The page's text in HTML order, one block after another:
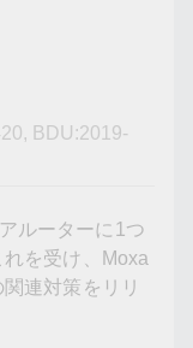
BDU:2019-
ルーターに1つ
を受け、Moxa
連対策をリリ